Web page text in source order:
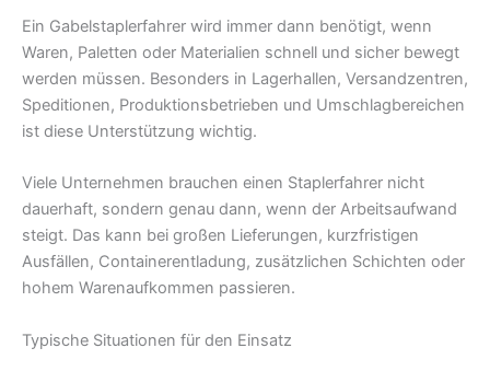
Ein Gabelstaplerfahrer wird immer dann benötigt, wenn
Waren, Paletten oder Materialien schnell und sicher bewegt
werden müssen. Besonders in Lagerhallen, Versandzentren,
Speditionen, Produktionsbetrieben und Umschlagbereichen
ist diese Unterstützung wichtig.
Viele Unternehmen brauchen einen Staplerfahrer nicht
dauerhaft, sondern genau dann, wenn der Arbeitsaufwand
steigt. Das kann bei großen Lieferungen, kurzfristigen
Ausfällen, Containerentladung, zusätzlichen Schichten oder
hohem Warenaufkommen passieren.
Typische Situationen für den Einsatz